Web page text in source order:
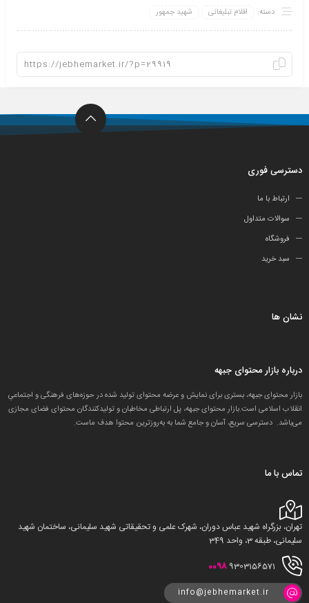
دسته: اقلام تبلیغاتی شهید جمهور
دسترسی فوری
ارتباط با ما
سوالات متداول
فروشگاه
سبد خرید
نشان ها
درباره بازار محتوای جبهه
بازار محتوای جبهه، بستری برای نمایش و عرضه محتوای تولید شده در حوزه‌های فرهنگی و اجتماعیِ
انقلاب اسلامی است.بازار محتوای جبهه، پل ارتباطی مخاطبان و تولید‌کنندگان محتوای فضای مجازی
می‌باشد. دسترسی سریع، آسان و جامع شما به به‌روزترین محتوا هدف ماست.
تماس با ما
تهران، بزرگراه شهید عباس دوران، شهرک علمی و تحقیقاتی شهید سلیمانی، ساختمان شهید
سلیمانی، طبقه 3، واحد 349
0098 9303156571
info@jebhemarket.ir